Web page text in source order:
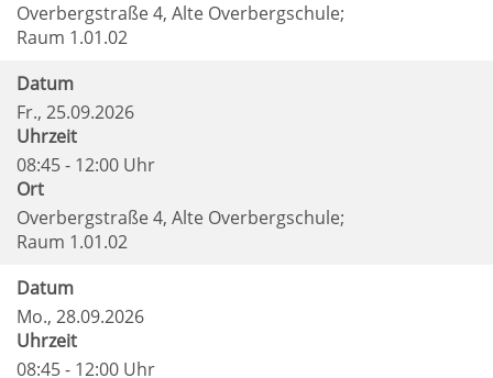
Overbergstraße 4, Alte Overbergschule;
Raum 1.01.02
Datum
Fr., 25.09.2026
Uhrzeit
08:45 - 12:00 Uhr
Ort
Overbergstraße 4, Alte Overbergschule;
Raum 1.01.02
Datum
Mo., 28.09.2026
Uhrzeit
08:45 - 12:00 Uhr